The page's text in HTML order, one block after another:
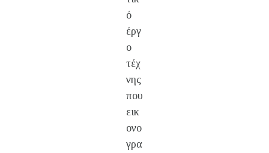
ό
έργ
ο
τέχ
νης
που
εικ
ονο
γρα